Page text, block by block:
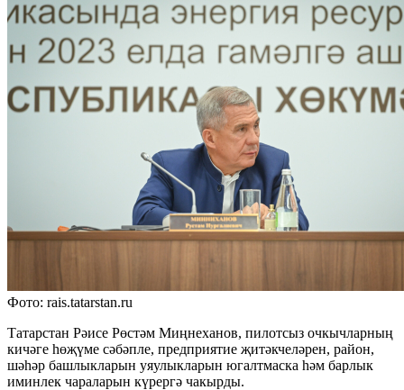
Фото: rais.tatarstan.ru
Татарстан Рәисе Рөстәм Миңнеханов, пилотсыз очкычларның
кичәге һөҗүме сәбәпле, предприятие җитәкчеләрен, район,
шәһәр башлыкларын уяулыкларын югалтмаска һәм барлык
иминлек чараларын күрергә чакырды.